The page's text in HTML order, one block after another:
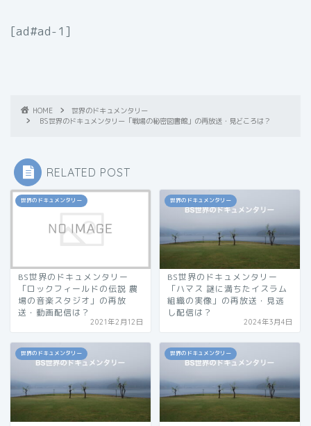
[ad#ad-1]
HOME
世界のドキュメンタリー
BS世界のドキュメンタリー「戦場の秘密図書館」の再放送・見どころは？
RELATED POST
世界のドキュメンタリー
BS世界のドキュメンタリー
「ロックフィールドの伝説 農
場の音楽スタジオ」の再放
送・動画配信は？
2021年2月12日
世界のドキュメンタリー
BS世界のドキュメンタリー
「ハマス 謎に満ちたイスラム
組織の実像」の再放送・見逃
し配信は？
2024年3月4日
世界のドキュメンタリー 世界のドキュメンタリー